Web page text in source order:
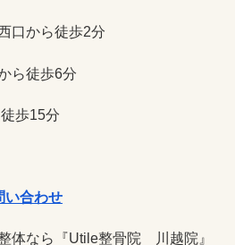
口から徒歩2分
ら徒歩6分
歩15分
い合わせ
体なら『Utile整骨院 川越院』